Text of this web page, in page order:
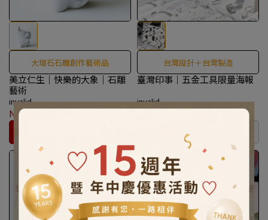
大理石石雕創作藝術品
美立仁生｜快樂的大象｜石雕
藝術
invalid
NT$7,920
台灣設計＋台灣製造
臺灣印事｜五金工具限量海報
invalid
在庫なし